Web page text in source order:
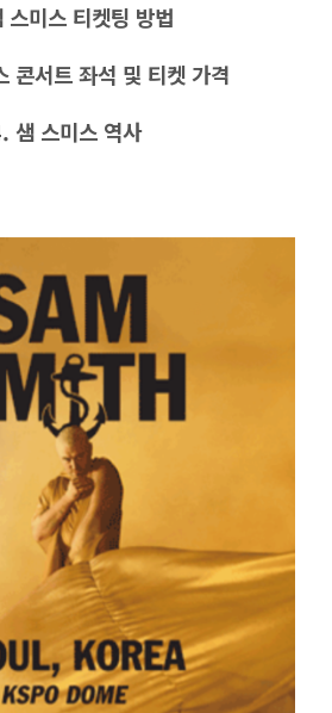
미스 티켓팅 방법
콘서트 좌석 및 티켓 가격
샘 스미스 역사